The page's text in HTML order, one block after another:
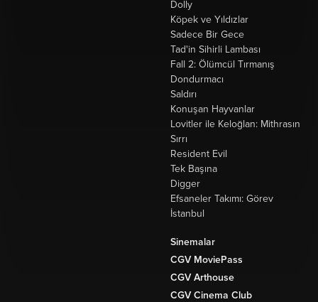
Dolly
Köpek ve Yıldızlar
Sadece Bir Gece
Tad'in Sihirli Lambası
Fall 2: Ölümcül Tırmanış
Dondurmacı
Saldırı
Konuşan Hayvanlar
Lovitler ile Keloğlan: Mithrasın
Sırrı
Resident Evil
Tek Başına
Digger
Efsaneler Takımı: Görev
İstanbul
Sinemalar
CGV MoviePass
CGV Arthouse
CGV Cinema Club